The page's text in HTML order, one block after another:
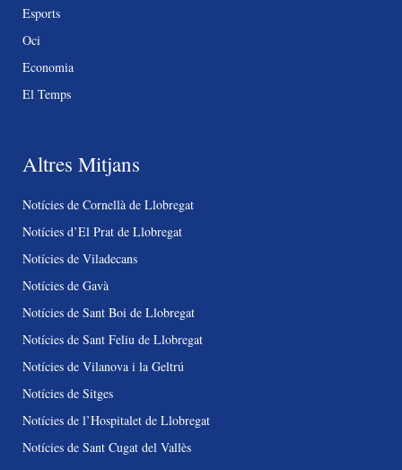
Esports
Oci
Economia
El Temps
Altres Mitjans
Notícies de Cornellà de Llobregat
Notícies d’El Prat de Llobregat
Notícies de Viladecans
Notícies de Gavà
Notícies de Sant Boi de Llobregat
Notícies de Sant Feliu de Llobregat
Notícies de Vilanova i la Geltrú
Notícies de Sitges
Notícies de l’Hospitalet de Llobregat
Notícies de Sant Cugat del Vallès